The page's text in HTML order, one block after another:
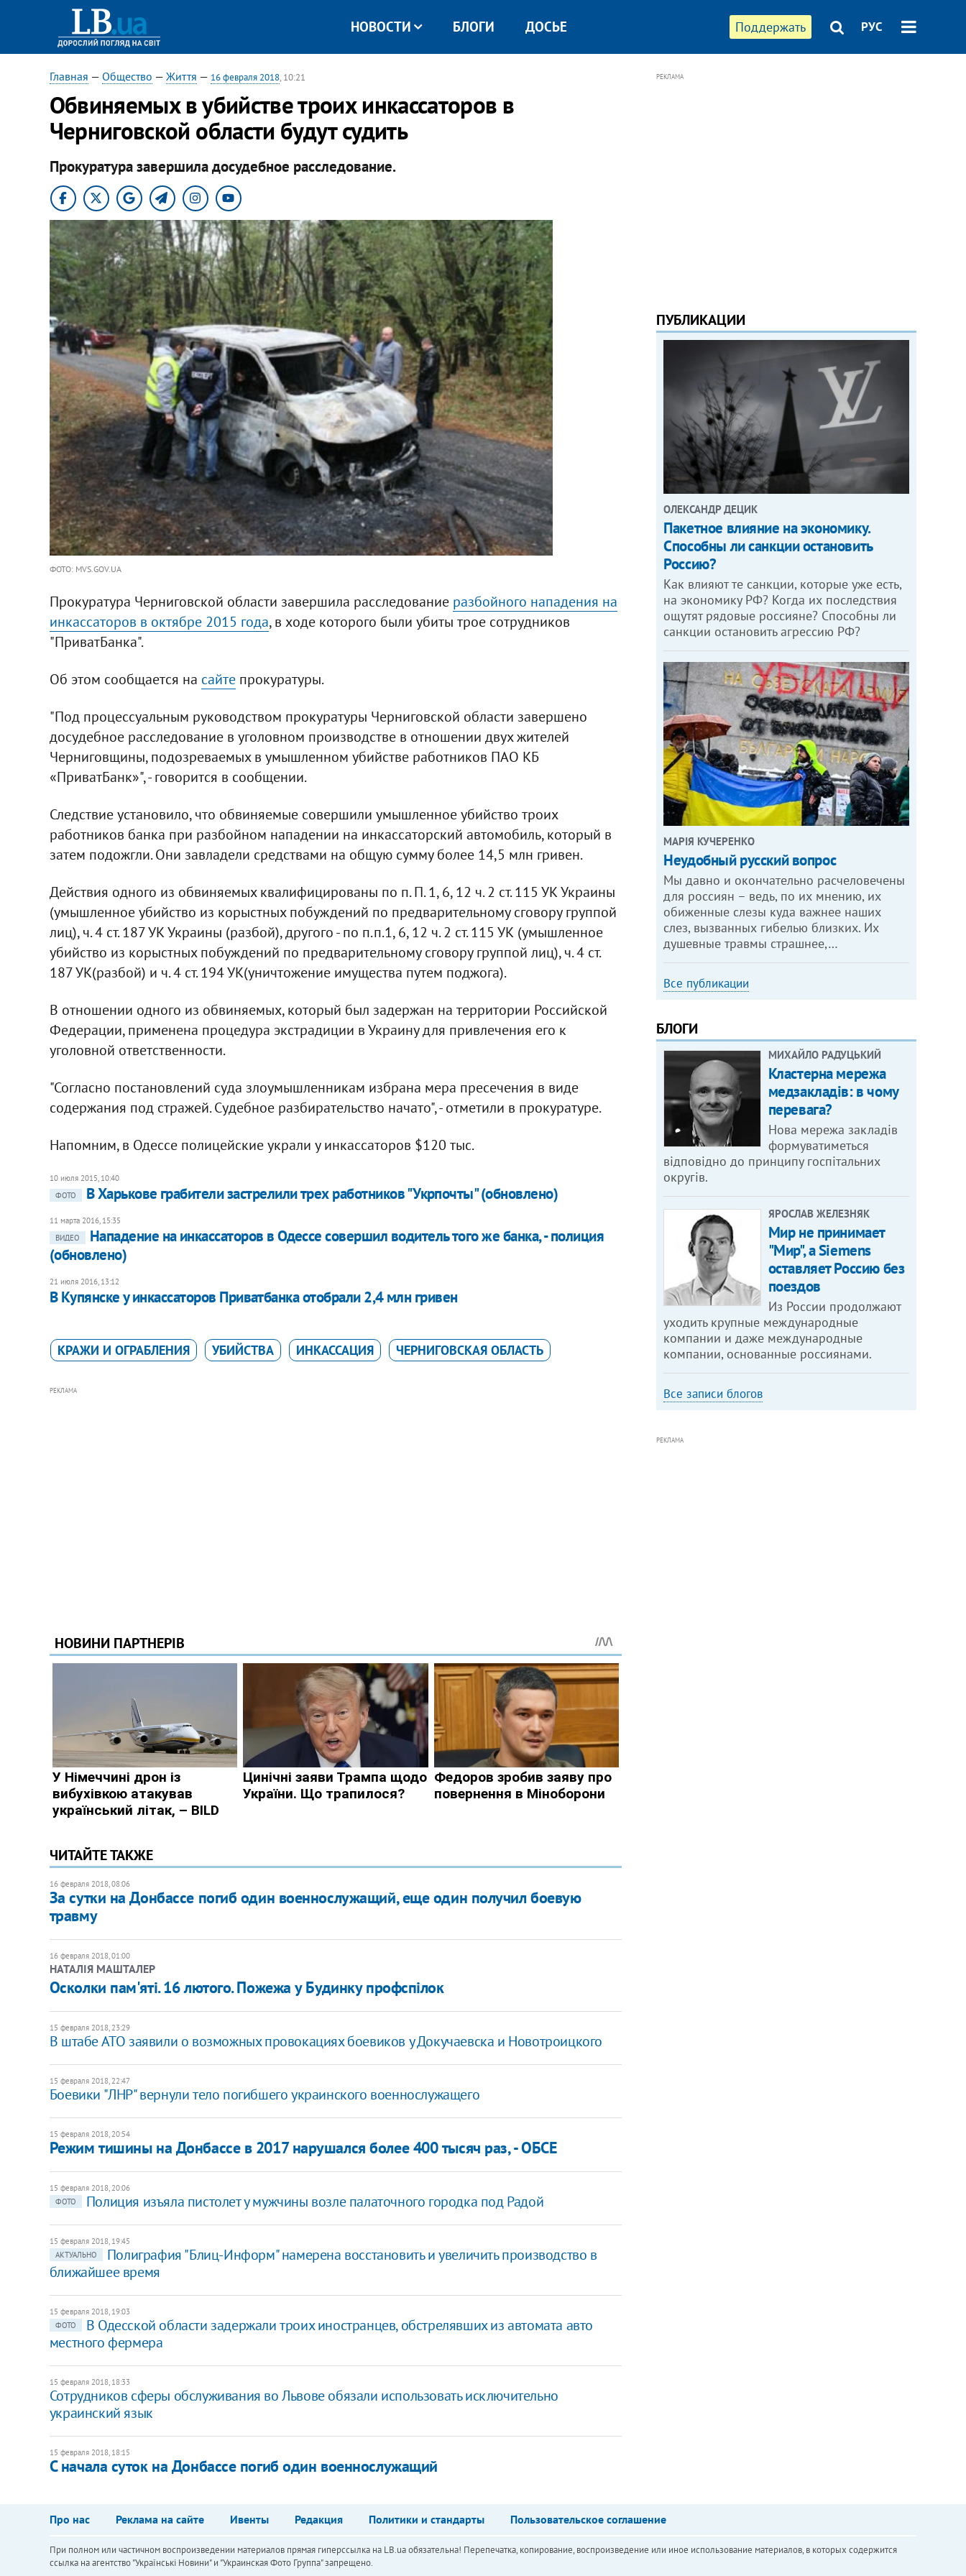
Поддержать РУС
НОВОСТИ БЛОГИ ДОСЬЕ
Главная — Общество — Життя — 16 февраля 2018, 10:21
Обвиняемых в убийстве троих инкассаторов в
Черниговской области будут судить
Прокуратура завершила досудебное расследование.
ФОТО: MVS.GOV.UA
Прокуратура Черниговской области завершила расследование разбойного нападения на
инкассаторов в октябре 2015 года, в ходе которого были убиты трое сотрудников
"ПриватБанка".
Об этом сообщается на сайтепрокуратуры.
"Под процессуальным руководством прокуратуры Черниговской области завершено
досудебное расследование в уголовном производстве в отношении двух жителей
Черниговщины, подозреваемых в умышленном убийстве работников ПАО КБ
«ПриватБанк»", - говорится в сообщении.
Следствие установило, что обвиняемые совершили умышленное убийство троих
работников банка при разбойном нападении на инкассаторский автомобиль, который в
затем подожгли. Они завладели средствами на общую сумму более 14,5 млн гривен.
Действия одного из обвиняемых квалифицированы по п. П. 1, 6, 12 ч. 2 ст. 115 УК Украины
(умышленное убийство из корыстных побуждений по предварительному сговору группой
лиц), ч. 4 ст. 187 УК Украины (разбой), другого - по п.п.1, 6, 12 ч. 2 ст. 115 УК (умышленное
убийство из корыстных побуждений по предварительному сговору группой лиц), ч. 4 ст.
187 УК(разбой) и ч. 4 ст. 194 УК(уничтожение имущества путем поджога).
В отношении одного из обвиняемых, который был задержан на территории Российской
Федерации, применена процедура экстрадиции в Украину для привлечения его к
уголовной ответственности.
"Согласно постановлений суда злоумышленникам избрана мера пресечения в виде
содержания под стражей. Судебное разбирательство начато", - отметили в прокуратуре.
Напомним, в Одессе полицейские украли у инкассаторов $120 тыс.
10 июля 2015, 10:40
ФОТО
В Харькове грабители застрелили трех работников "Укрпочты" (обновлено)
11 марта 2016, 15:35
ВИДЕО
Нападение на инкассаторов в Одессе совершил водитель того же банка, - полиция
(обновлено)
21 июля 2016, 13:12
В Купянске у инкассаторов Приватбанка отобрали 2,4 млн гривен
КРАЖИ И ОГРАБЛЕНИЯ УБИЙСТВА ИНКАССАЦИЯ ЧЕРНИГОВСКАЯ ОБЛАСТЬ
РЕКЛАМА
ЧИТАЙТЕ ТАКЖЕ
16 февраля 2018, 08:06
За сутки на Донбассе погиб один военнослужащий, еще один получил боевую
травму
16 февраля 2018, 01:00
НАТАЛІЯ МАШТАЛЕР
Осколки пам'яті. 16 лютого. Пожежа у Будинку профспілок
15 февраля 2018, 23:29
В штабе АТО заявили о возможных провокациях боевиков у Докучаевска и Новотроицкого
15 февраля 2018, 22:47
Боевики "ЛНР" вернули тело погибшего украинского военнослужащего
15 февраля 2018, 20:54
Режим тишины на Донбассе в 2017 нарушался более 400 тысяч раз, - ОБСЕ
15 февраля 2018, 20:06
ФОТО
Полиция изъяла пистолет у мужчины возле палаточного городка под Радой
15 февраля 2018, 19:45
АКТУАЛЬНО
​Полиграфия "Блиц-Информ" намерена восстановить и увеличить производство в
ближайшее время
15 февраля 2018, 19:03
ФОТО
В Одесской области задержали троих иностранцев, обстрелявших из автомата авто
местного фермера
15 февраля 2018, 18:33
Сотрудников сферы обслуживания во Львове обязали использовать исключительно
украинский язык
15 февраля 2018, 18:15
С начала суток на Донбассе погиб один военнослужащий
РЕКЛАМА
ПУБЛИКАЦИИ
ОЛЕКСАНДР ДЕЦИК
Пакетное влияние на экономику.
Способны ли санкции остановить
Россию?
Как влияют те санкции, которые уже есть,
на экономику РФ? Когда их последствия
ощутят рядовые россияне? Способны ли
санкции остановить агрессию РФ?
МАРІЯ КУЧЕРЕНКО
​Неудобный русский вопрос
Мы давно и окончательно расчеловечены
для россиян – ведь, по их мнению, их
обиженные слезы куда важнее наших
слез, вызванных гибелью близких. Их
душевные травмы страшнее,…
Все публикации
БЛОГИ
МИХАЙЛО РАДУЦЬКИЙ
Кластерна мережа
медзакладів: в чому
перевага?
Нова мережа закладів
формуватиметься
відповідно до принципу госпітальних
округів.
ЯРОСЛАВ ЖЕЛЕЗНЯК
Мир не принимает
"Мир", а Siemens
оставляет Россию без
поездов
Из России продолжают
уходить крупные международные
компании и даже международные
компании, основанные россиянами.
Все записи блогов
РЕКЛАМА
Про нас Реклама на сайте Ивенты Редакция Политики и стандарты Пользовательское соглашение
При полном или частичном воспроизведении материалов прямая гиперссылка на LB.ua обязательна! Перепечатка, копирование, воспроизведение или иное использование материалов, в которых содержится
ссылка на агентство "Українськi Новини" и "Украинская Фото Группа" запрещено.